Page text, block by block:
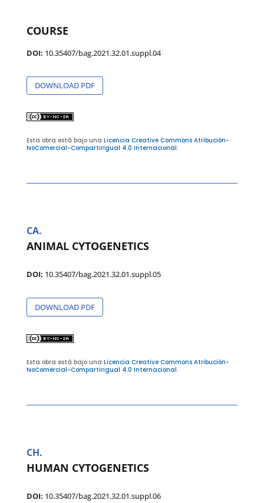
COURSE
DOI: 10.35407/bag.2021.32.01.suppl.04
DOWNLOAD PDF
Esta obra está bajo una Licencia Creative Commons Atribución-
NoComercial-CompartirIgual 4.0 Internacional.
CA.
ANIMAL CYTOGENETICS
DOI: 10.35407/bag.2021.32.01.suppl.05
DOWNLOAD PDF
Esta obra está bajo una Licencia Creative Commons Atribución-
NoComercial-CompartirIgual 4.0 Internacional.
CH.
HUMAN CYTOGENETICS
DOI: 10.35407/bag.2021.32.01.suppl.06